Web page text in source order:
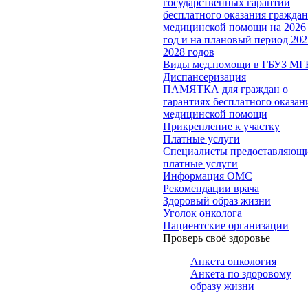
государственных гарантий
бесплатного оказания
медицинской помощи на 2026
год и на плановый период
2028 годов
Виды мед.помощи в ГБУЗ
Диспансеризация
ПАМЯТКА для граждан о
гарантиях бесплатного
медицинской помощи
Прикрепление к участку
Платные услуги
Специалисты
платные услуги
Информация ОМС
Рекомендации врача
Здоровый образ жизни
Уголок онколога
Пациентские организации
Проверь своё здоровье
Анкета онкология
Анкета по здоровому
образу жизни